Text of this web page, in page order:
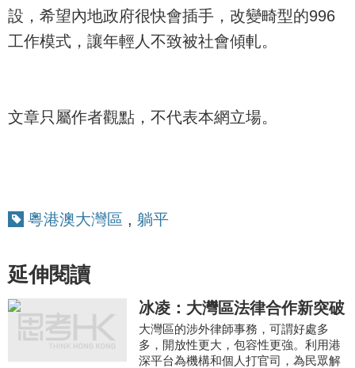
設，希望內地政府很快會插手，改變畸型的996
工作模式，讓年輕人不致被社會傾軋。
文章只屬作者觀點，不代表本網立場。
粵港澳大灣區 , 躺平
延伸閱讀
冰凌：大灣區法律合作新突破
大灣區的涉外律師事務，可謂好處多
多，開放性更大，包容性更強。利用港
深平台為機構和個人打官司，為民眾解